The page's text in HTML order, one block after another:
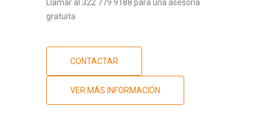
Llamar al 322 779 9188 para una asesoría
gratuita
CONTACTAR
VER MÁS INFORMACIÓN